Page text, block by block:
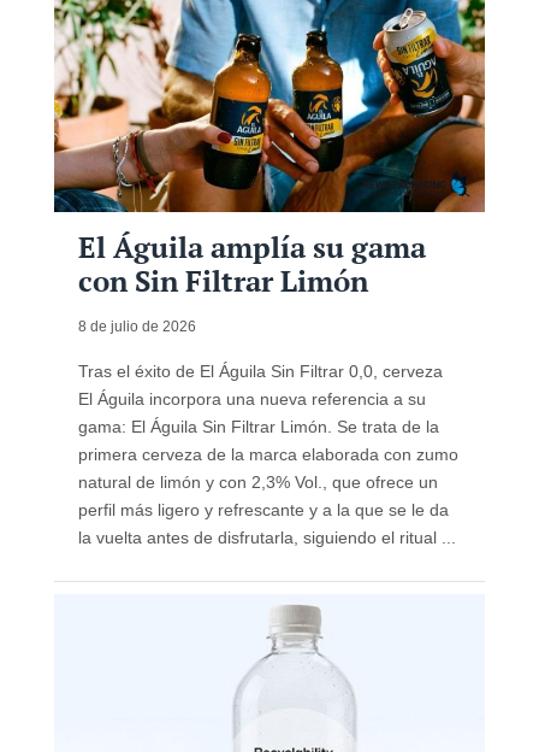
El Águila amplía su gama
con Sin Filtrar Limón
8 de julio de 2026
Tras el éxito de El Águila Sin Filtrar 0,0, cerveza
El Águila incorpora una nueva referencia a su
gama: El Águila Sin Filtrar Limón. Se trata de la
primera cerveza de la marca elaborada con zumo
natural de limón y con 2,3% Vol., que ofrece un
perfil más ligero y refrescante y a la que se le da
la vuelta antes de disfrutarla, siguiendo el ritual ...